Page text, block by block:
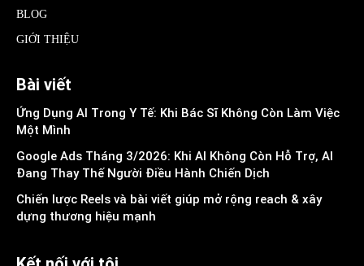
BLOG
GIỚI THIỆU
Bài viết
Ứng Dụng AI Trong Y Tế: Khi Bác Sĩ Không Còn Làm Việc
Một Mình
Google Ads Tháng 3/2026: Khi AI Không Còn Hỗ Trợ, AI
Đang Thay Thế Người Điều Hành Chiến Dịch
Chiến lược Reels và bài viết giúp mở rộng reach & xây
dựng thương hiệu mạnh